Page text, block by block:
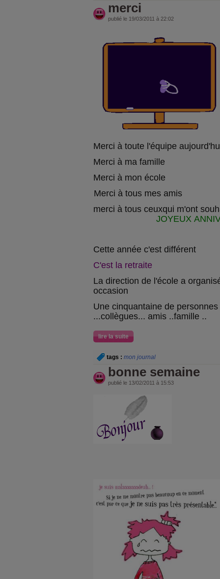
merci
publié le 19/03/2011 à 22:02
Merci à toute l'équipe
Merci à ma famille
Merci à mon école
Merci à tous mes amis
merci à tous ceuxqui m'ont
JOYEUX
Cette année c'est différent
C'est la retraite
La direction de l'école a
occasion
Une cinquantaine de
...collègues... amis ..famille ..
lire la suite
tags : mon journal
bonne semaine
publié le 13/02/2011 à 15:53